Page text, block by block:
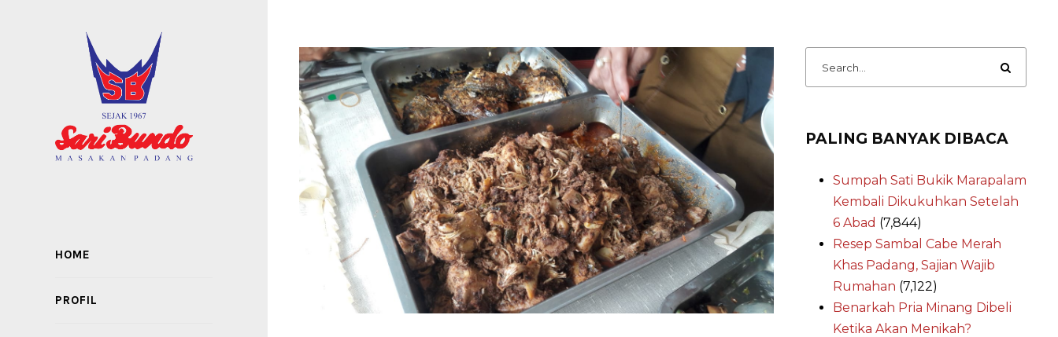
HOME
PROFIL
PALING BANYAK DIBACA
Sumpah Sati Bukik Marapalam
Kembali Dikukuhkan Setelah
6 Abad (7,844)
Resep Sambal Cabe Merah
Khas Padang, Sajian Wajib
Rumahan (7,122)
Benarkah Pria Minang Dibeli
Ketika Akan Menikah?